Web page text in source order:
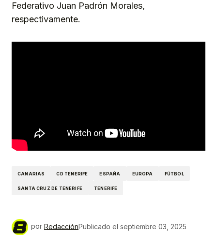
Federativo Juan Padrón Morales,
respectivamente.
CANARIAS CD TENERIFE ESPAÑA EUROPA FÚTBOL
SANTA CRUZ DE TENERIFE TENERIFE
por RedacciónPublicado el septiembre 03, 2025